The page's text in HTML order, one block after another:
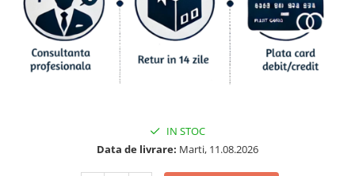
Porsche
IN STOC
Data de livrare: Marti, 11.08.2026